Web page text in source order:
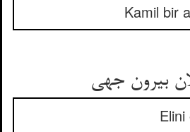
Kamil bir